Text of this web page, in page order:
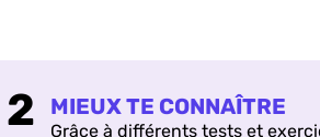
MIEUX TE CONNAÎTRE
Grâce à différents tests et